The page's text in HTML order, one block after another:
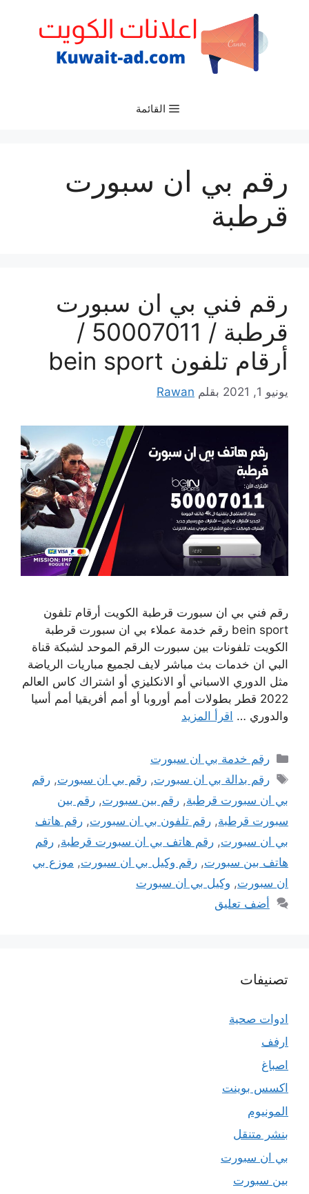
القائمة
رقم بي ان سبورت
قرطبة
رقم فني بي ان سبورت
قرطبة / 50007011 /
أرقام تلفون bein sport
يونيو 1, 2021 بقلم Rawan
رقم فني بي ان سبورت قرطبة الكويت أرقام تلفون
bein sport رقم خدمة عملاء بي ان سبورت قرطبة
الكويت تلفونات بين سبورت الرقم الموحد لشبكة قناة
البي ان خدمات بث مباشر لايف لجميع مباريات الرياضة
مثل الدوري الاسباني أو الانكليزي أو اشتراك كاس العالم
2022 قطر بطولات أمم أوروبا أو أمم أفريقيا أمم أسيا
والدوري … اقرأ المزيد
التصنيفات
رقم خدمة بي ان سبورت
الوسوم
رقم بدالة بي ان سبورت,رقم بي ان سبورت,رقم
بي ان سبورت قرطبة, رقم بين سبورت, رقم بين
سبورت قرطبة, رقم تلفون بي ان سبورت, رقم هاتف
بي ان سبورت, رقم هاتف بي ان سبورت قرطبة, رقم
هاتف بين سبورت, رقم وكيل بي ان سبورت, موزع بي
ان سبورت, وكيل بي ان سبورت
أضف تعليق
تصنيفات
ادوات صحية
ارفف
اصباغ
اكسس بوينت
المونيوم
بنشر متنقل
بي ان سبورت
بين سبورت